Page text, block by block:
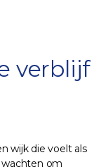
verblijf
wijk die voelt als
om